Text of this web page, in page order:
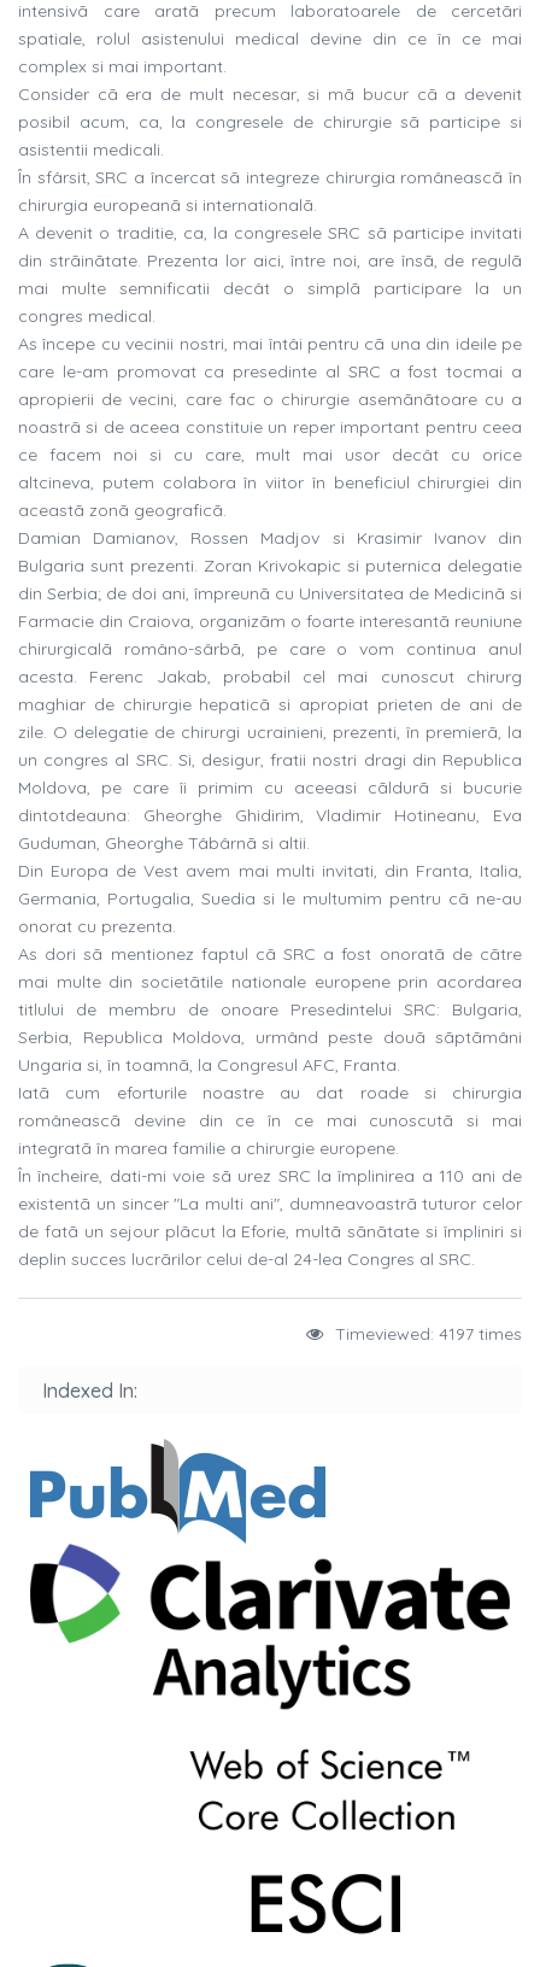
intensivã care aratã precum laboratoarele de cercetãri
spatiale, rolul asistenului medical devine din ce în ce mai
complex si mai important.
Consider cã era de mult necesar, si mã bucur cã a devenit
posibil acum, ca, la congresele de chirurgie sã participe si
asistentii medicali.
În sfârsit, SRC a încercat sã integreze chirurgia româneascã în
chirurgia europeanã si internationalã.
A devenit o traditie, ca, la congresele SRC sã participe invitati
din strãinãtate. Prezenta lor aici, între noi, are însã, de regulã
mai multe semnificatii decât o simplã participare la un
congres medical.
As începe cu vecinii nostri, mai întâi pentru cã una din ideile pe
care le-am promovat ca presedinte al SRC a fost tocmai a
apropierii de vecini, care fac o chirurgie asemãnãtoare cu a
noastrã si de aceea constituie un reper important pentru ceea
ce facem noi si cu care, mult mai usor decât cu orice
altcineva, putem colabora în viitor în beneficiul chirurgiei din
aceastã zonã geograficã.
Damian Damianov, Rossen Madjov si Krasimir Ivanov din
Bulgaria sunt prezenti. Zoran Krivokapic si puternica delegatie
din Serbia; de doi ani, împreunã cu Universitatea de Medicinã si
Farmacie din Craiova, organizãm o foarte interesantã reuniune
chirurgicalã româno-sârbã, pe care o vom continua anul
acesta. Ferenc Jakab, probabil cel mai cunoscut chirurg
maghiar de chirurgie hepaticã si apropiat prieten de ani de
zile. O delegatie de chirurgi ucrainieni, prezenti, în premierã, la
un congres al SRC. Si, desigur, fratii nostri dragi din Republica
Moldova, pe care îi primim cu aceeasi cãldurã si bucurie
dintotdeauna: Gheorghe Ghidirim, Vladimir Hotineanu, Eva
Guduman, Gheorghe Tâbârnã si altii.
Din Europa de Vest avem mai multi invitati, din Franta, Italia,
Germania, Portugalia, Suedia si le multumim pentru cã ne-au
onorat cu prezenta.
As dori sã mentionez faptul cã SRC a fost onoratã de cãtre
mai multe din societãtile nationale europene prin acordarea
titlului de membru de onoare Presedintelui SRC: Bulgaria,
Serbia, Republica Moldova, urmând peste douã sãptãmâni
Ungaria si, în toamnã, la Congresul AFC, Franta.
Iatã cum eforturile noastre au dat roade si chirurgia
româneascã devine din ce în ce mai cunoscutã si mai
integratã în marea familie a chirurgie europene.
În încheire, dati-mi voie sã urez SRC la împlinirea a 110 ani de
existentã un sincer "La multi ani", dumneavoastrã tuturor celor
de fatã un sejour plãcut la Eforie, multã sãnãtate si împliniri si
deplin succes lucrãrilor celui de-al 24-lea Congres al SRC.
Timeviewed: 4197 times
Indexed In: